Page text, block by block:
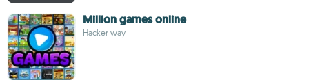
Million games online
Hacker way